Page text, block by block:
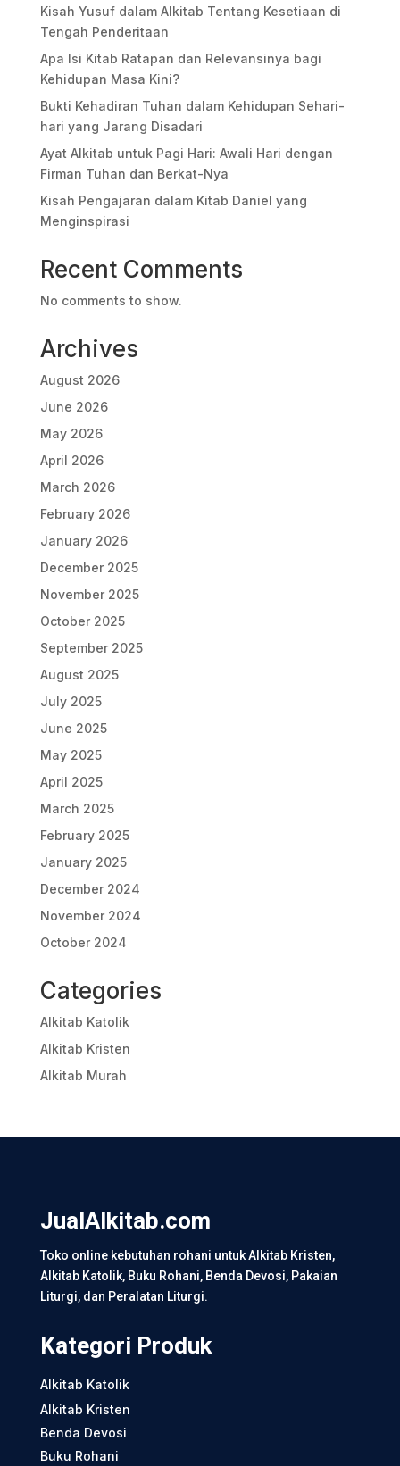
Kisah Yusuf dalam Alkitab Tentang Kesetiaan di
Tengah Penderitaan
Apa Isi Kitab Ratapan dan Relevansinya bagi
Kehidupan Masa Kini?
Bukti Kehadiran Tuhan dalam Kehidupan Sehari-
hari yang Jarang Disadari
Ayat Alkitab untuk Pagi Hari: Awali Hari dengan
Firman Tuhan dan Berkat-Nya
Kisah Pengajaran dalam Kitab Daniel yang
Menginspirasi
Recent Comments
No comments to show.
Archives
August 2026
June 2026
May 2026
April 2026
March 2026
February 2026
January 2026
December 2025
November 2025
October 2025
September 2025
August 2025
July 2025
June 2025
May 2025
April 2025
March 2025
February 2025
January 2025
December 2024
November 2024
October 2024
Categories
Alkitab Katolik
Alkitab Kristen
Alkitab Murah
JualAlkitab.com
Toko online kebutuhan rohani untuk Alkitab Kristen,
Alkitab Katolik, Buku Rohani, Benda Devosi, Pakaian
Liturgi, dan Peralatan Liturgi.
Kategori Produk
Alkitab Katolik
Alkitab Kristen
Benda Devosi
Buku Rohani